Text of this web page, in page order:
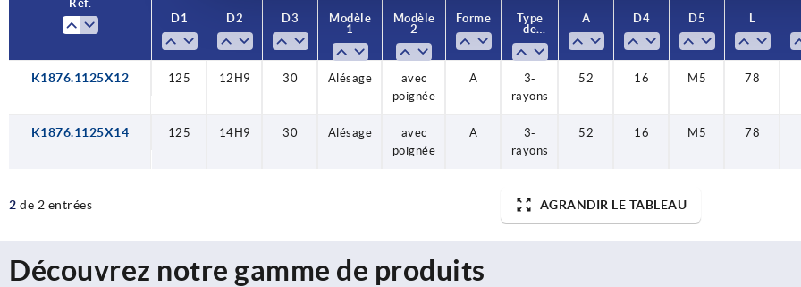
Réf.
D1
D2 D3
Modèle
1
Modèle
2
Forme
Type
de
A D4 D5
125 12H9 30 Alésage
avec
poignée
A
3-
rayons
52 16 M5 78
125 14H9 30 Alésage
avec
poignée
A
3-
rayons
52 16 M5 78
Réf.
D1
D2 D3
Modèle
1
Modèle
2
Forme
Type
de
A D4 D5
K1876.1125X12 125 12H9 30 Alésage
avec
poignée
A
3-
rayons
52 16 M5 78
K1876.1125X14 125 14H9 30 Alésage
avec
poignée
A
3-
rayons
52 16 M5 78
2 de 2 entrées AGRANDIR LE TABLEAU
Découvrez notre gamme de produits